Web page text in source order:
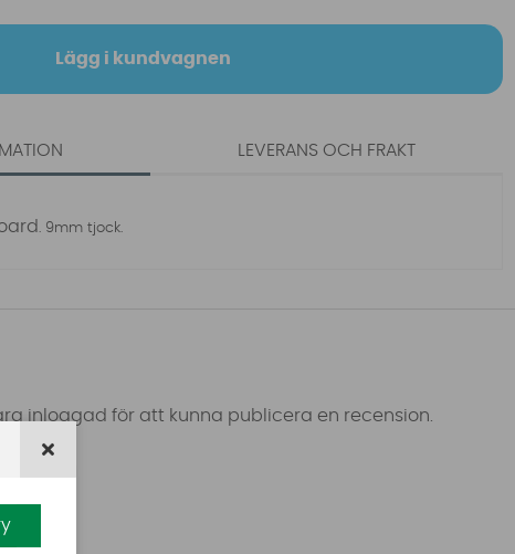
Lägg i kundvagnen
. 9mm tjock.
LEVERANS OCH FRAKT
inloggad för att kunna publicera en recension.